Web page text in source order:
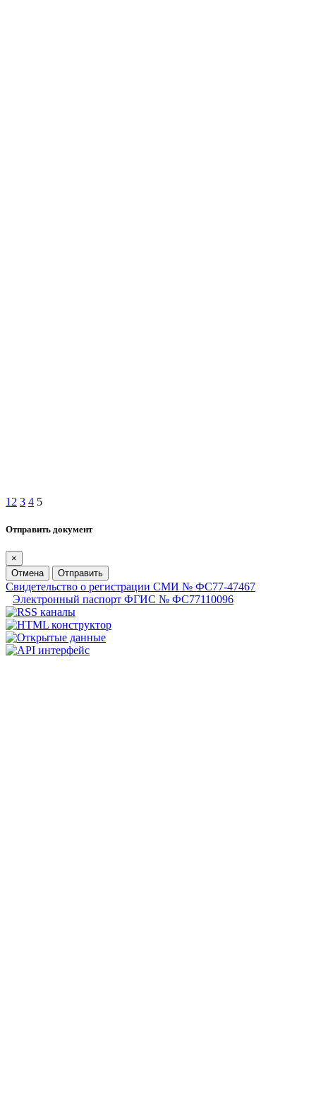
1 2 3 4 5
Отправить документ
×
Отмена
Отправить
Свидетельство о регистрации СМИ № ФС77-47467
Электронный паспорт ФГИС № ФС77110096